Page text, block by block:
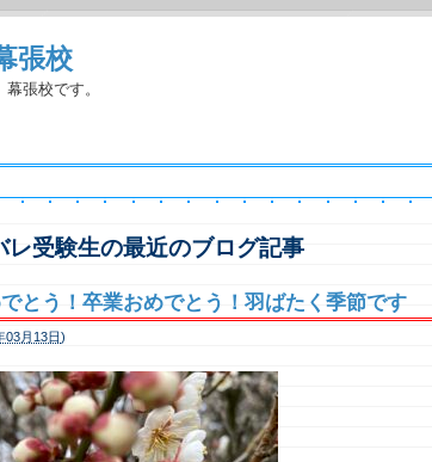
張校
張校です。
レ受験生の最近のブログ記事
とう！卒業おめでとう！羽ばたく季節です
03月13日)